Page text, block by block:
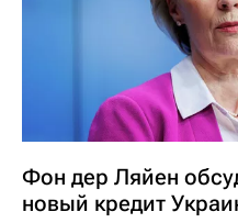
Фон дер Ляйен
новый кредит